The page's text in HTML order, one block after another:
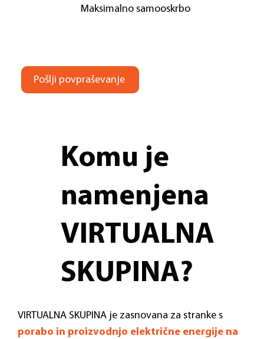
Maksimalno samooskrbo
Pošlji povpraševanje
Komu je
namenjena
VIRTUALNA
SKUPINA?
VIRTUALNA SKUPINA je zasnovana za stranke s
porabo in proizvodnjo električne energije na